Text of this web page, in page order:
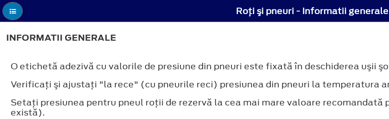
Roţi şi pneuri - Informatii generale
INFORMATII GENERALE
O etichetă adezivă cu valorile de presiune din pneuri este fixată în deschiderea uşii
Verificaţi şi ajustaţi "la rece" (cu pneurile reci) presiunea din pneuri la temperatura
Setaţi presiunea pentru pneul roţii de rezervă la cea mai mare valoare
există).